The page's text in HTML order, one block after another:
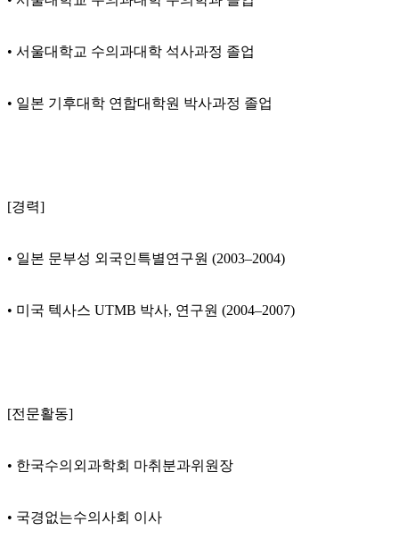
• 서울대학교 수의과대학 석사과정 졸업
• 일본 기후대학 연합대학원 박사과정 졸업
[경력]
• 일본 문부성 외국인특별연구원 (2003–2004)
• 미국 텍사스 UTMB 박사, 연구원 (2004–2007)
[전문활동]
• 한국수의외과학회 마취분과위원장
• 국경없는수의사회 이사